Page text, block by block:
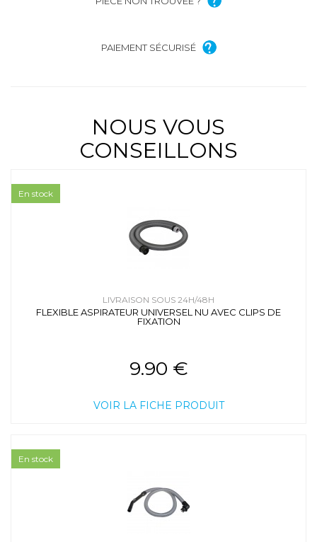
PAIEMENT SÉCURISÉ
NOUS VOUS
CONSEILLONS
LIVRAISON SOUS 24H/48H
FLEXIBLE ASPIRATEUR UNIVERSEL NU AVEC CLIPS DE
FIXATION
9.90 €
VOIR LA FICHE PRODUIT
En stock
En stock